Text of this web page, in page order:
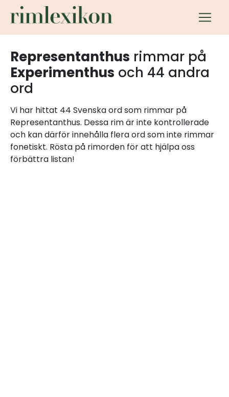
Representanthus rimmar på
Experimenthus och 44 andra
ord
Vi har hittat 44 Svenska ord som rimmar på
Representanthus. Dessa rim är inte kontrollerade
och kan därför innehålla flera ord som inte rimmar
fonetiskt. Rösta på rimorden för att hjälpa oss
förbättra listan!